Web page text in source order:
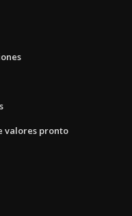
valores pronto